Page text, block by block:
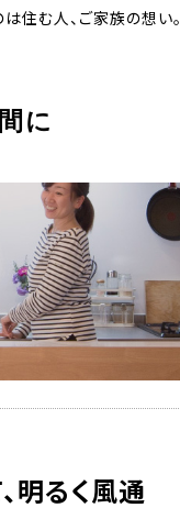
住む人、ご家族の想い。
に
明るく風通